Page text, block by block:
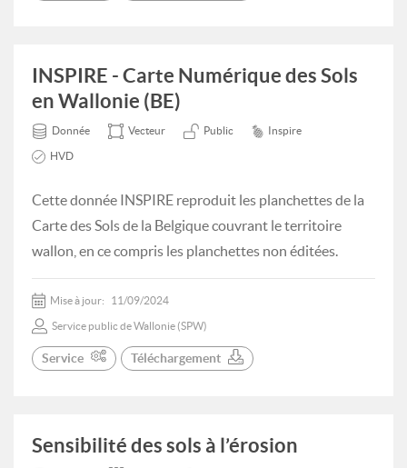
INSPIRE - Carte Numérique des Sols
en Wallonie (BE)
Donnée Vecteur Public Inspire
HVD
Cette donnée INSPIRE reproduit les planchettes de la
Carte des Sols de la Belgique couvrant le territoire
wallon, en ce compris les planchettes non éditées.
Mise à jour: 11/09/2024
Service public de Wallonie (SPW)
Service Téléchargement
Sensibilité des sols à l’érosion